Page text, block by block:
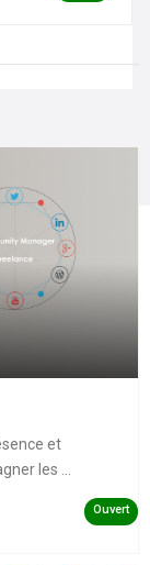
et
les ...
Ouvert